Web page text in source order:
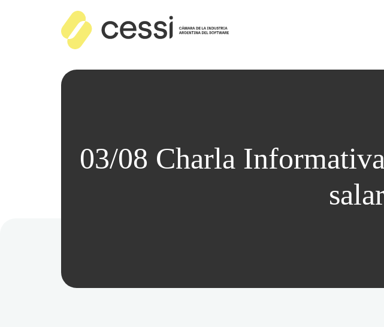
03/08 Charla